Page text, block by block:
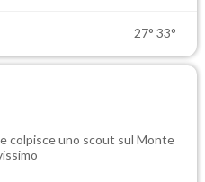
27° 33°
colpisce uno scout sul Monte